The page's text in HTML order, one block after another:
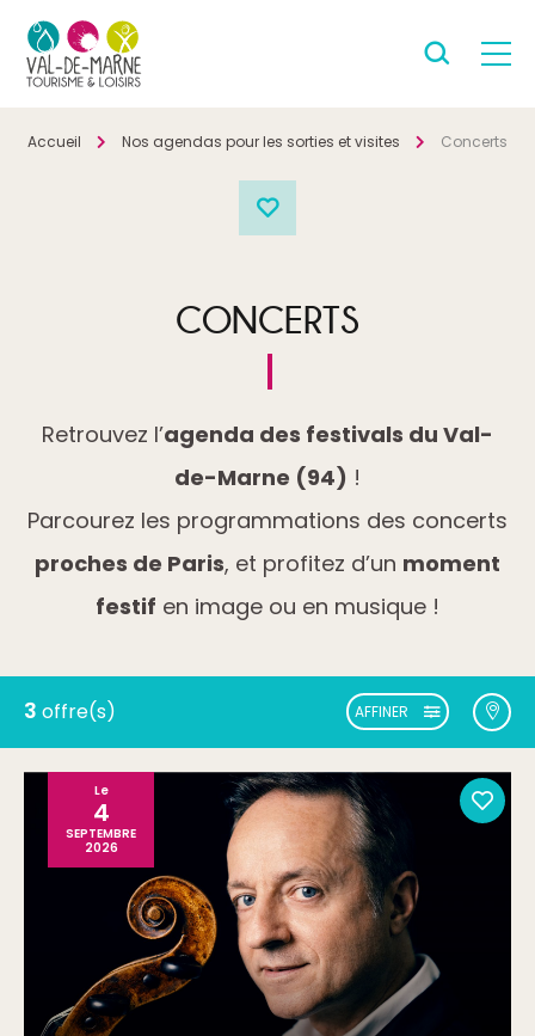
Accueil Nos agendas pour les sorties et visites Concerts
CONCERTS
Retrouvez l’agenda des festivals du Val-
de-Marne (94) !
Parcourez les programmations des concerts
proches de Paris, et profitez d’un moment
festif en image ou en musique !
3 offre(s) AFFINER
Le
4
SEPTEMBRE
2026